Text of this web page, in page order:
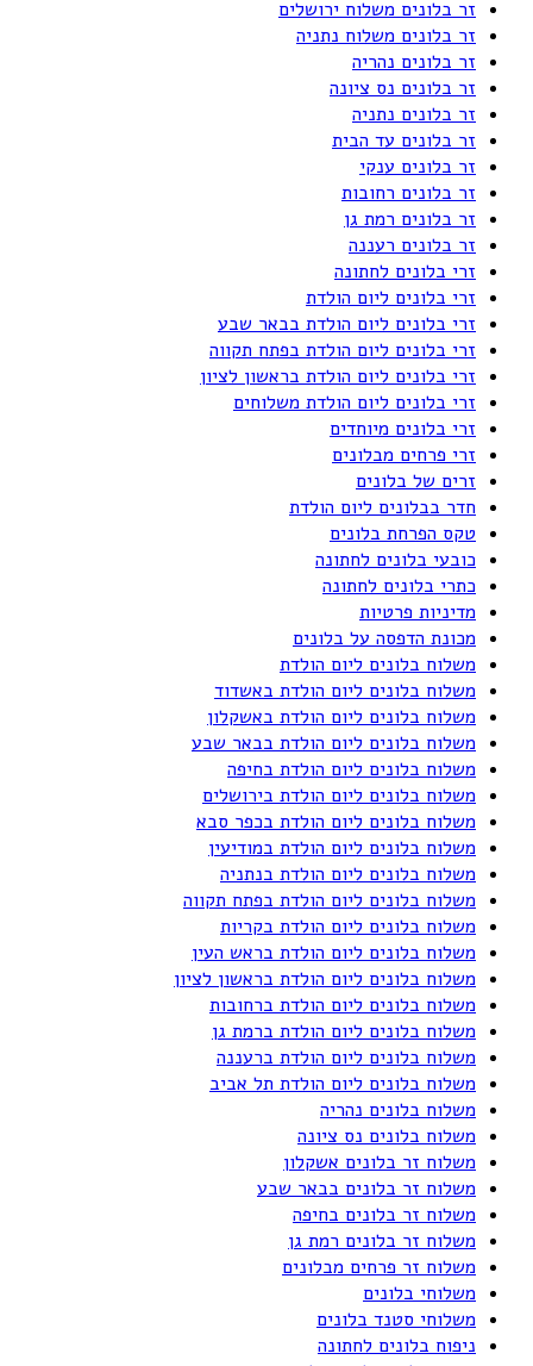
זר בלונים משלוח ירושלים
זר בלונים משלוח נתניה
זר בלונים נהריה
זר בלונים נס ציונה
זר בלונים נתניה
זר בלונים עד הבית
זר בלונים ענקי
זר בלונים רחובות
זר בלונים רמת גן
זר בלונים רעננה
זרי בלונים לחתונה
זרי בלונים ליום הולדת
זרי בלונים ליום הולדת בבאר שבע
זרי בלונים ליום הולדת בפתח תקווה
זרי בלונים ליום הולדת בראשון לציון
זרי בלונים ליום הולדת משלוחים
זרי בלונים מיוחדים
זרי פרחים מבלונים
זרים של בלונים
חדר בבלונים ליום הולדת
טקס הפרחת בלונים
כובעי בלונים לחתונה
כתרי בלונים לחתונה
מדיניות פרטיות
מכונת הדפסה על בלונים
משלוח בלונים ליום הולדת
משלוח בלונים ליום הולדת באשדוד
משלוח בלונים ליום הולדת באשקלון
משלוח בלונים ליום הולדת בבאר שבע
משלוח בלונים ליום הולדת בחיפה
משלוח בלונים ליום הולדת בירושלים
משלוח בלונים ליום הולדת בכפר סבא
משלוח בלונים ליום הולדת במודיעין
משלוח בלונים ליום הולדת בנתניה
משלוח בלונים ליום הולדת בפתח תקווה
משלוח בלונים ליום הולדת בקריות
משלוח בלונים ליום הולדת בראש העין
משלוח בלונים ליום הולדת בראשון לציון
משלוח בלונים ליום הולדת ברחובות
משלוח בלונים ליום הולדת ברמת גן
משלוח בלונים ליום הולדת ברעננה
משלוח בלונים ליום הולדת תל אביב
משלוח בלונים נהריה
משלוח בלונים נס ציונה
משלוח זר בלונים אשקלון
משלוח זר בלונים בבאר שבע
משלוח זר בלונים בחיפה
משלוח זר בלונים רמת גן
משלוח זר פרחים מבלונים
משלוחי בלונים
משלוחי סטנד בלונים
ניפוח בלונים לחתונה